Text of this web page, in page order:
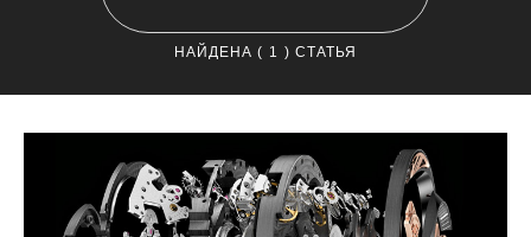
НАЙДЕНА ( 1 ) СТАТЬЯ